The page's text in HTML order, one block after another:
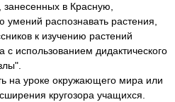
занесенных в Красную,
распознавать растения,
к изучению растений
использованием дидактического
на уроке окружающего мира или
кругозора учащихся.